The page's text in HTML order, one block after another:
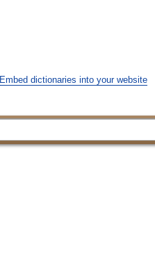
Embed dictionaries into your website